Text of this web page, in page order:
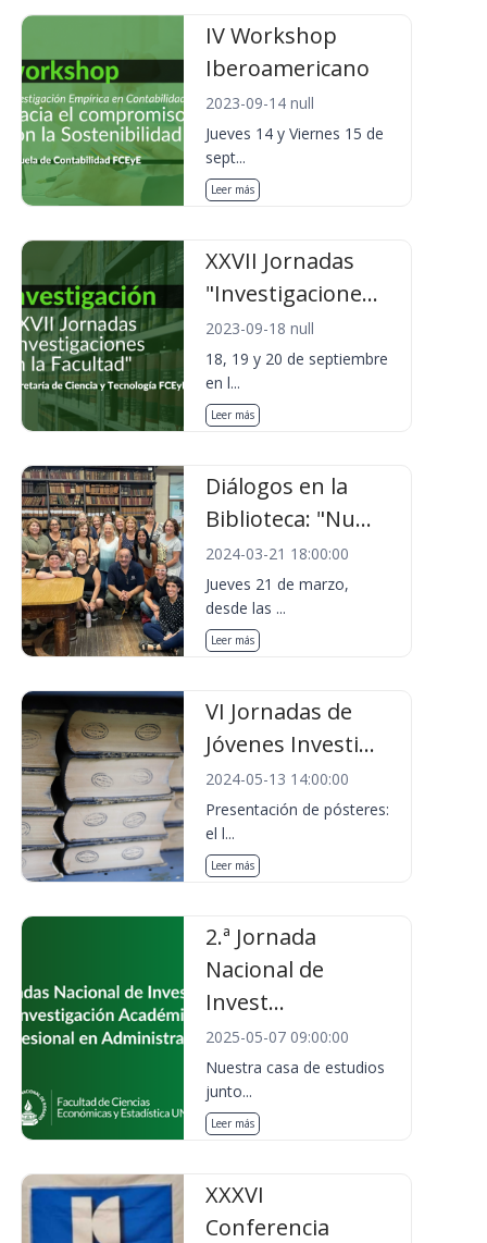
IV Workshop
Iberoamericano
2023-09-14 null
Jueves 14 y Viernes 15 de
sept...
Leer más
XXVII Jornadas
"Investigacione...
2023-09-18 null
18, 19 y 20 de septiembre
en l...
Leer más
Diálogos en la
Biblioteca: "Nu...
2024-03-21 18:00:00
Jueves 21 de marzo,
desde las ...
Leer más
VI Jornadas de
Jóvenes Investi...
2024-05-13 14:00:00
Presentación de pósteres:
el l...
Leer más
2.ª Jornada
Nacional de
Invest...
2025-05-07 09:00:00
Nuestra casa de estudios
junto...
Leer más
XXXVI
Conferencia